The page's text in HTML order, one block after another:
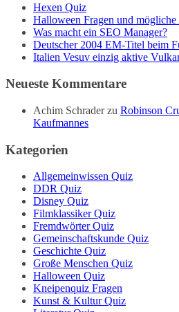
Hexen Quiz
Halloween Fragen und
Was macht ein SEO Manager?
Deutscher 2004 EM-Titel beim
Italien Vesuv einzig aktive
Neueste Kommentare
Achim Schraderzu Robinson
Kaufmannes
Kategorien
Allgemeinwissen Quiz
DDR Quiz
Disney Quiz
Filmklassiker Quiz
Fremdwörter Quiz
Gemeinschaftskunde Quiz
Geschichte Quiz
Große Menschen Quiz
Halloween Quiz
Kneipenquiz Fragen
Kunst & Kultur Quiz